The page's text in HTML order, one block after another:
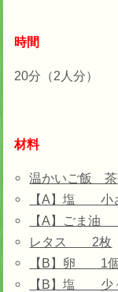
時間
20分（2人分）
材料
温かいご飯
【A】塩 小
【A】ごま
レタス 2枚
【B】卵 1
【B】塩 少